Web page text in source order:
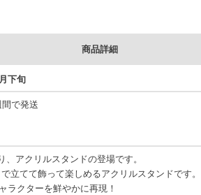
商品詳細
下旬
で発送
、アクリルスタンドの登場です。
立てて飾って楽しめるアクリルスタンドです。
ラクターを鮮やかに再現！